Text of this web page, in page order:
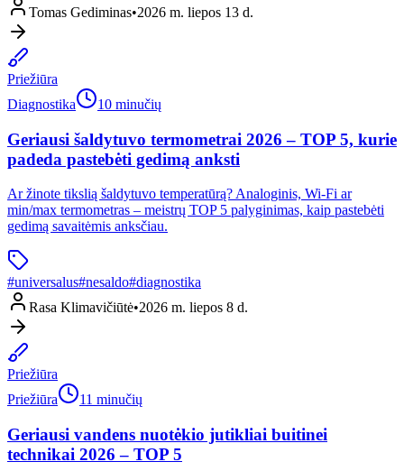
Tomas Gediminas•2026 m. liepos 13 d.
Priežiūra
Diagnostika
10 minučių
Geriausi šaldytuvo termometrai 2026 – TOP 5, kurie
padeda pastebėti gedimą anksti
Ar žinote tikslią šaldytuvo temperatūrą? Analoginis, Wi-Fi ar
min/max termometras – meistrų TOP 5 palyginimas, kaip pastebėti
gedimą savaitėmis anksčiau.
#universalus#nesaldo#diagnostika
Rasa Klimavičiūtė•2026 m. liepos 8 d.
Priežiūra
Priežiūra
11 minučių
Geriausi vandens nuotėkio jutikliai buitinei
technikai 2026 – TOP 5